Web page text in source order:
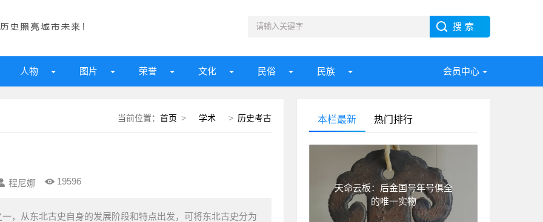
人物 图片 荣誉 文化 民俗 民族 会员中心
当前位置： 首页 > 学术 > 历史考古
程尼娜 19596
，从东北古史自身的发展阶段和特点出发，可将东北古史分为
本栏最新 热门排行
天命云板：后金国号年号俱全
的唯一实物